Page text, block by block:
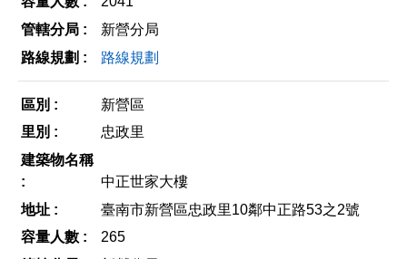
新營分局
路線規劃
新營區
忠政里
中正世家大樓
臺南市新營區忠政里10鄰中正路53之2號
265